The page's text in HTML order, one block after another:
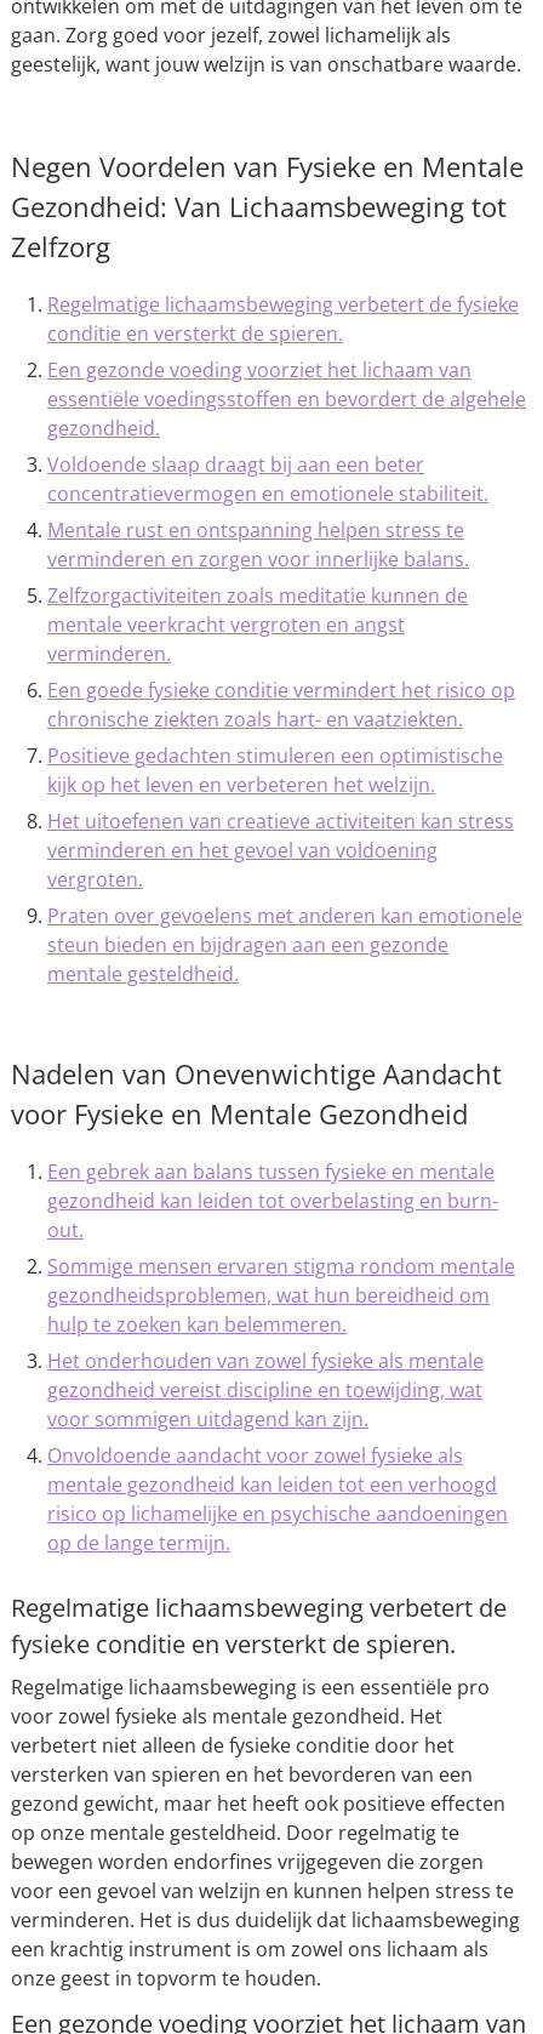
ontwikkelen om met de uitdagingen van het leven om te
gaan. Zorg goed voor jezelf, zowel lichamelijk als
geestelijk, want jouw welzijn is van onschatbare waarde.
Negen Voordelen van Fysieke en Mentale
Gezondheid: Van Lichaamsbeweging tot
Zelfzorg
Regelmatige lichaamsbeweging verbetert de fysieke
conditie en versterkt de spieren.
Een gezonde voeding voorziet het lichaam van
essentiële voedingsstoffen en bevordert de algehele
gezondheid.
Voldoende slaap draagt bij aan een beter
concentratievermogen en emotionele stabiliteit.
Mentale rust en ontspanning helpen stress te
verminderen en zorgen voor innerlijke balans.
Zelfzorgactiviteiten zoals meditatie kunnen de
mentale veerkracht vergroten en angst
verminderen.
Een goede fysieke conditie vermindert het risico op
chronische ziekten zoals hart- en vaatziekten.
Positieve gedachten stimuleren een optimistische
kijk op het leven en verbeteren het welzijn.
Het uitoefenen van creatieve activiteiten kan stress
verminderen en het gevoel van voldoening
vergroten.
Praten over gevoelens met anderen kan emotionele
steun bieden en bijdragen aan een gezonde
mentale gesteldheid.
Nadelen van Onevenwichtige Aandacht
voor Fysieke en Mentale Gezondheid
Een gebrek aan balans tussen fysieke en mentale
gezondheid kan leiden tot overbelasting en burn-
out.
Sommige mensen ervaren stigma rondom mentale
gezondheidsproblemen, wat hun bereidheid om
hulp te zoeken kan belemmeren.
Het onderhouden van zowel fysieke als mentale
gezondheid vereist discipline en toewijding, wat
voor sommigen uitdagend kan zijn.
Onvoldoende aandacht voor zowel fysieke als
mentale gezondheid kan leiden tot een verhoogd
risico op lichamelijke en psychische aandoeningen
op de lange termijn.
Regelmatige lichaamsbeweging verbetert de
fysieke conditie en versterkt de spieren.
Regelmatige lichaamsbeweging is een essentiële pro
voor zowel fysieke als mentale gezondheid. Het
verbetert niet alleen de fysieke conditie door het
versterken van spieren en het bevorderen van een
gezond gewicht, maar het heeft ook positieve effecten
op onze mentale gesteldheid. Door regelmatig te
bewegen worden endorfines vrijgegeven die zorgen
voor een gevoel van welzijn en kunnen helpen stress te
verminderen. Het is dus duidelijk dat lichaamsbeweging
een krachtig instrument is om zowel ons lichaam als
onze geest in topvorm te houden.
Een gezonde voeding voorziet het lichaam van